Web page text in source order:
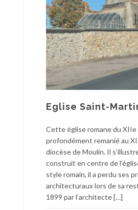
Eglise Saint-
Cette église romane du
profondément remanié au
diocèse de Moulin. Il
construit en centre de
style romain, il a perdu ses
architecturaux lors de sa
1899 par l’architecte […]